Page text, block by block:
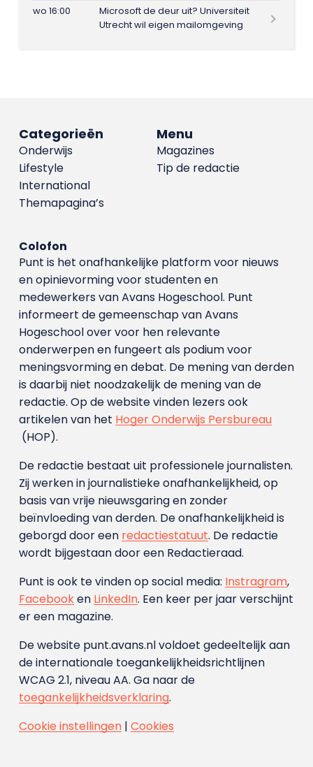
wo 16:00
Microsoft de deur uit? Universiteit
Utrecht wil eigen mailomgeving
Menu
Magazines
Tip de redactie
Categorieën
Onderwijs
Lifestyle
International
Themapagina’s
Colofon
Punt is het onafhankelijke platform voor nieuws
en opinievorming voor studenten en
medewerkers van Avans Hoge­school. Punt
informeert de gemeenschap van Avans
Hogeschool over voor hen relevante
onderwerpen en fungeert als podium voor
meningsvorming en debat. De mening van derden
is daarbij niet noodzakelijk de mening van de
redactie. Op de website vinden lezers ook
artikelen van het Hoger Onderwijs Persbureau
(HOP).
De redactie bestaat uit professionele journalisten.
Zij werken in journalistieke onafhankelijkheid, op
basis van vrije nieuwsgaring en zonder
beïnvloeding van derden. De onafhankelijkheid is
geborgd door een redactiestatuut. De redactie
wordt bijgestaan door een Redactieraad.
Punt is ook te vinden op social media: Instragram,
Facebooken LinkedIn. Een keer per jaar verschijnt
er een magazine.
De website punt.avans.nl voldoet gedeeltelijk aan
de internationale toegankelijkheidsrichtlijnen
WCAG 2.1, niveau AA. Ga naar de
toegankelijkheidsverklaring.
Cookie instellingen| Cookies